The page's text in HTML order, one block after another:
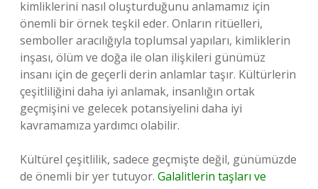
kimliklerini nasıl oluşturduğunu anlamamız için
önemli bir örnek teşkil eder. Onların ritüelleri,
semboller aracılığıyla toplumsal yapıları, kimliklerin
inşası, ölüm ve doğa ile olan ilişkileri günümüz
insanı için de geçerli derin anlamlar taşır. Kültürlerin
çeşitliliğini daha iyi anlamak, insanlığın ortak
geçmişini ve gelecek potansiyelini daha iyi
kavramamıza yardımcı olabilir.
Kültürel çeşitlilik, sadece geçmişte değil, günümüzde
de önemli bir yer tutuyor. Galalitlerin taşları ve